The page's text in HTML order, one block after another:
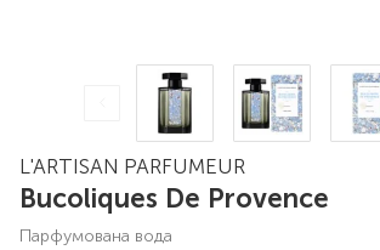
L'ARTISAN PARFUMEUR
Bucoliques De Provence
парфумована вода